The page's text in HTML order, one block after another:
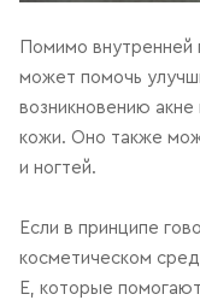
Помимо внутренней
может помочь
возникновению
кожи. Оно также
и ногтей.
Если в принципе
косметическом
E, которые